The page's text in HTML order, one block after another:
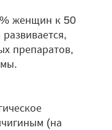
женщин к 50
препаратов,
(на